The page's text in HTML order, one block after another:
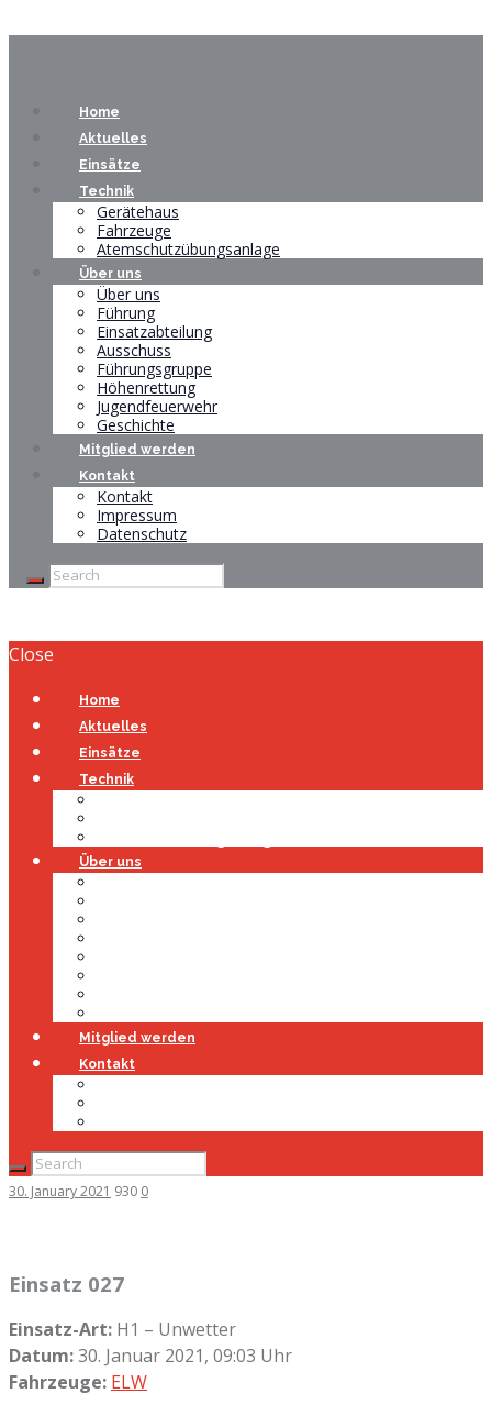
Home
Aktuelles
Einsätze
Technik
Gerätehaus
Fahrzeuge
Atemschutzübungsanlage
Über uns
Über uns
Führung
Einsatzabteilung
Ausschuss
Führungsgruppe
Höhenrettung
Jugendfeuerwehr
Geschichte
Mitglied werden
Kontakt
Kontakt
Impressum
Datenschutz
Close
Home
Aktuelles
Einsätze
Technik
Über uns
Mitglied werden
Kontakt
30. January 2021 930 0
Einsatz 027
Einsatz-Art: H1 – Unwetter
Datum:30. Januar 2021, 09:03 Uhr
Fahrzeuge: ELW